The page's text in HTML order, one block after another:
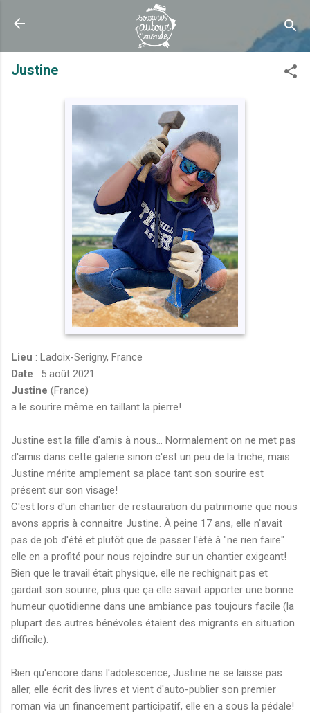
Accéder au contenu principal
Justine
Lieu : Ladoix-Serigny, France
Date : 5 août 2021
Justine (France)
a le sourire même en taillant la pierre!
Justine est la fille d'amis à nous... Normalement on ne met pas
d'amis dans cette galerie sinon c'est un peu de la triche, mais
Justine mérite amplement sa place tant son sourire est
présent sur son visage!
C'est lors d'un chantier de restauration du patrimoine que nous
avons appris à connaitre Justine. À peine 17 ans, elle n'avait
pas de job d'été et plutôt que de passer l'été à "ne rien faire"
elle en a profité pour nous rejoindre sur un chantier exigeant!
Bien que le travail était physique, elle ne rechignait pas et
gardait son sourire, plus que ça elle savait apporter une bonne
humeur quotidienne dans une ambiance pas toujours facile (la
plupart des autres bénévoles étaient des migrants en situation
difficile).
Bien qu'encore dans l'adolescence, Justine ne se laisse pas
aller, elle écrit des livres et vient d'auto-publier son premier
roman via un financement participatif, elle en a sous la pédale!